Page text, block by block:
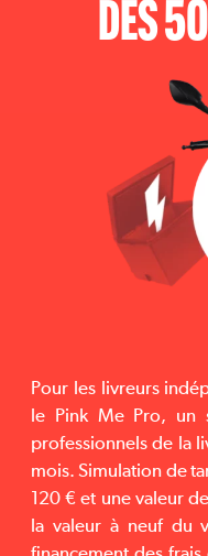
DÈS
Pour les livreurs
le Pink Me Pro, un
professionnels de la
mois. Simulation de
120 € et une valeur
la valeur à neuf du